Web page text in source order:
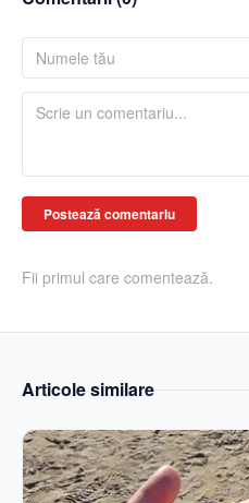
Postează comentariu
Fii primul care comentează.
Articole similare